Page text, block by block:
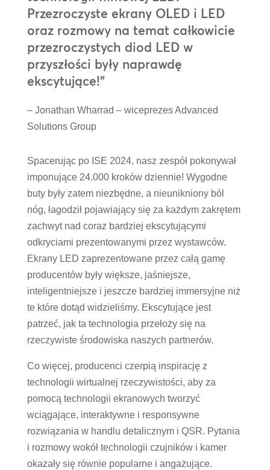
Przezroczyste ekrany OLED i LED
oraz rozmowy na temat całkowicie
przezroczystych diod LED w
przyszłości były naprawdę
ekscytujące!”
– Jonathan Wharrad – wiceprezes Advanced
Solutions Group
Spacerując po ISE 2024, nasz zespół pokonywał
imponujące 24.000 kroków dziennie! Wygodne
buty były zatem niezbędne, a nieunikniony ból
nóg, łagodził pojawiający się za każdym zakrętem
zachwyt nad coraz bardziej ekscytującymi
odkryciami prezentowanymi przez wystawców.
Ekrany LED zaprezentowane przez całą gamę
producentów były większe, jaśniejsze,
inteligentniejsze i jeszcze bardziej immersyjne niż
te które dotąd widzieliśmy. Ekscytujące jest
patrzeć, jak ta technologia przełoży się na
rzeczywiste środowiska naszych partnerów.
Co więcej, producenci czerpią inspirację z
technologii wirtualnej rzeczywistości, aby za
pomocą technologii ekranowych tworzyć
wciągające, interaktywne i responsywne
rozwiązania w handlu detalicznym i QSR. Pytania
i rozmowy wokół technologii czujników i kamer
okazały się równie popularne i angażujące.